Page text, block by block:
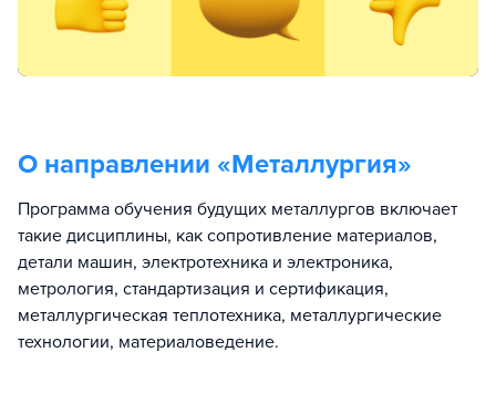
О направлении «Металлургия»
Программа обучения будущих металлургов включает
такие дисциплины, как сопротивление материалов,
детали машин, электротехника и электроника,
метрология, стандартизация и сертификация,
металлургическая теплотехника, металлургические
технологии, материаловедение.